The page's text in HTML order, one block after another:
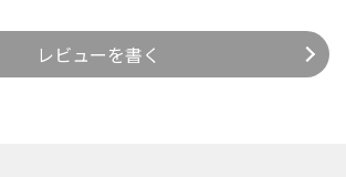
レビューを書く